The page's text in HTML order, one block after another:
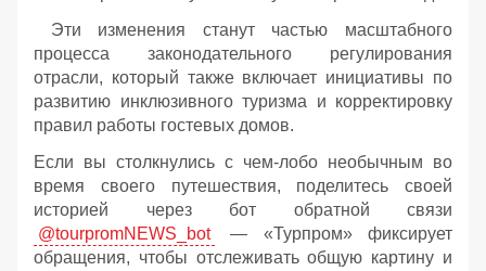
Эти изменения станут частью масштабного
процесса законодательного регулирования
отрасли, который также включает инициативы по
развитию инклюзивного туризма и корректировку
правил работы гостевых домов.
Если вы столкнулись с чем-лобо необычным во
время своего путешествия, поделитесь своей
историей через бот обратной связи
@tourpromNEWS_bot
— «Турпром» фиксирует
обращения, чтобы отслеживать общую картину и